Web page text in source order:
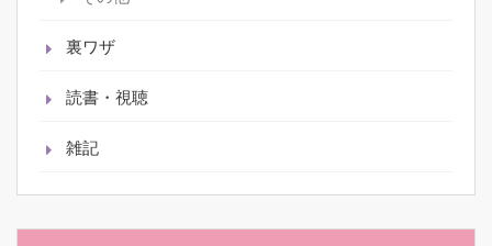
裏ワザ
読書・視聴
雑記